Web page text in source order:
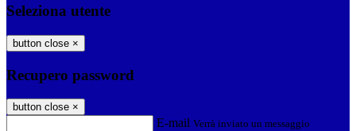
Seleziona utente
button close ×
Recupero password
button close ×
E-mail Verrà inviato un messaggio